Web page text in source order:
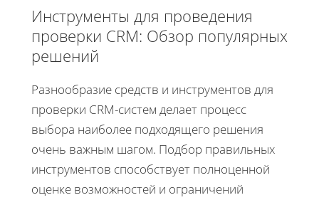
Инструменты для проведения
проверки CRM: Обзор популярных
решений
Разнообразие средств и инструментов для
проверки CRM-систем делает процесс
выбора наиболее подходящего решения
очень важным шагом. Подбор правильных
инструментов способствует полноценной
оценке возможностей и ограничений